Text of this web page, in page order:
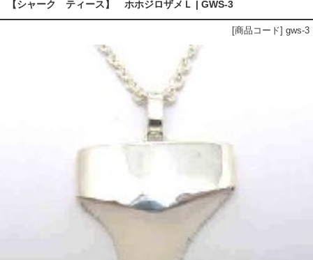
【シャーク ティース】 ホホジロザメＬ | GWS-3
[商品コード] gws-3